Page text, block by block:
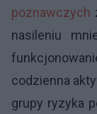
poznawczych
nasileniu
codzienna
grupy ryzyka